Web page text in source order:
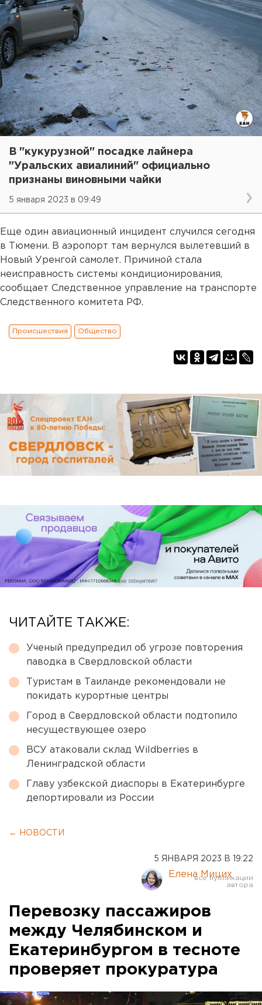
В "кукурузной" посадке лайнера
"Уральских авиалиний" официально
признаны виновными чайки
5 января 2023 в 09:49
Еще один авиационный инцидент случился сегодня
в Тюмени. В аэропорт там вернулся вылетевший в
Новый Уренгой самолет. Причиной стала
неисправность системы кондиционирования,
сообщает Следственное управление на транспорте
Следственного комитета РФ.
Происшествия Общество
ЧИТАЙТЕ ТАКЖЕ:
Ученый предупредил об угрозе повторения
паводка в Свердловской области
Туристам в Таиланде рекомендовали не
покидать курортные центры
Город в Свердловской области подтопило
несуществующее озеро
ВСУ атаковали склад Wildberries в
Ленинградской области
Главу узбекской диаспоры в Екатеринбурге
депортировали из России
← НОВОСТИ
5 ЯНВАРЯ 2023 В 19:22
Елена Мицих
Перевозку пассажиров
между Челябинском и
Екатеринбургом в тесноте
проверяет прокуратура